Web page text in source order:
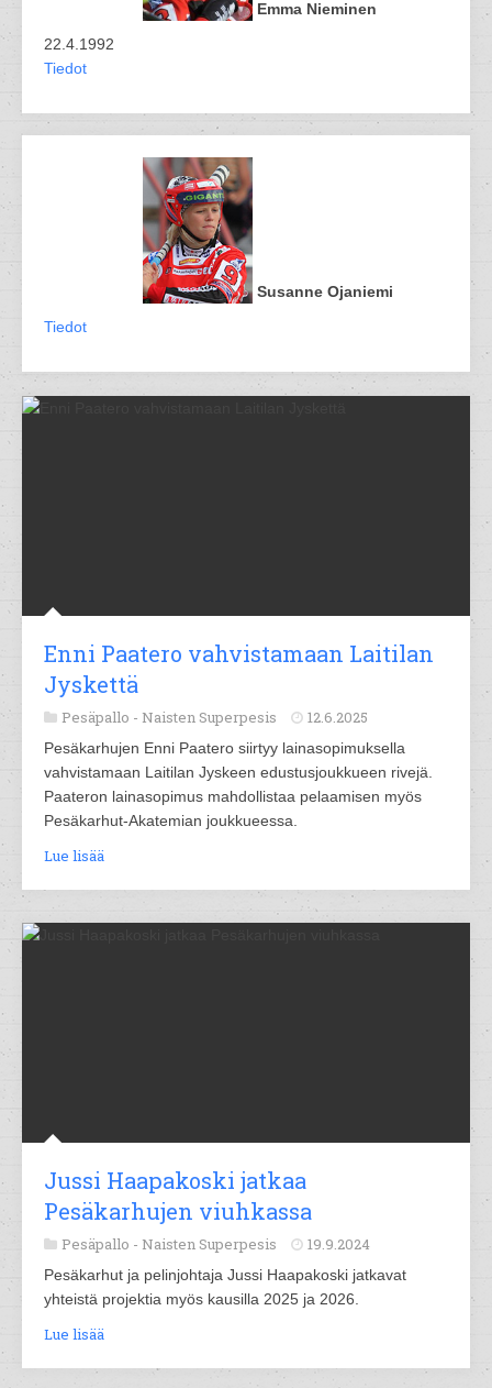
Emma Nieminen
22.4.1992
Tiedot
Susanne Ojaniemi
Tiedot
Enni Paatero vahvistamaan Laitilan
Jyskettä
Pesäpallo - Naisten Superpesis 12.6.2025
Pesäkarhujen Enni Paatero siirtyy lainasopimuksella
vahvistamaan Laitilan Jyskeen edustusjoukkueen rivejä.
Paateron lainasopimus mahdollistaa pelaamisen myös
Pesäkarhut-Akatemian joukkueessa.
Lue lisää
Jussi Haapakoski jatkaa
Pesäkarhujen viuhkassa
Pesäpallo - Naisten Superpesis 19.9.2024
Pesäkarhut ja pelinjohtaja Jussi Haapakoski jatkavat
yhteistä projektia myös kausilla 2025 ja 2026.
Lue lisää